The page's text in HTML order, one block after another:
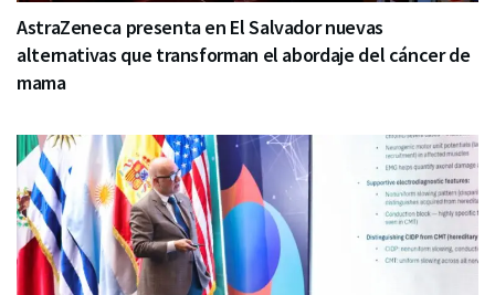
AstraZeneca presenta en El Salvador nuevas
alternativas que transforman el abordaje del cáncer de
mama